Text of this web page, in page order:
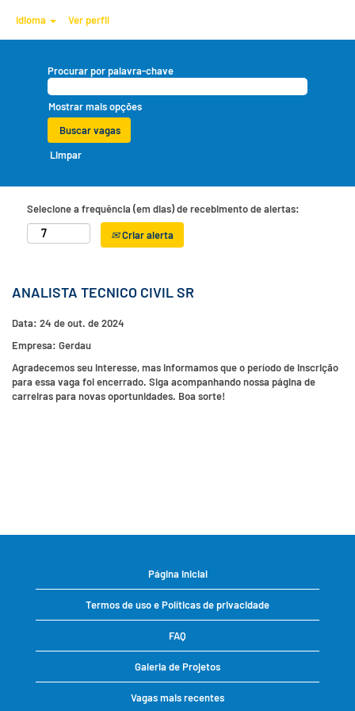
Idioma Ver perfil
Procurar por palavra-chave
Mostrar mais opções
Limpar
Selecione a frequência (em dias) de recebimento de alertas:
Criar alerta
ANALISTA TECNICO CIVIL SR
Data: 24 de out. de 2024
Empresa: Gerdau
Agradecemos seu interesse, mas informamos que o período de inscrição
para essa vaga foi encerrado. Siga acompanhando nossa página de
carreiras para novas oportunidades. Boa sorte!
Página inicial
Termos de uso e Políticas de privacidade
FAQ
Galeria de Projetos
Vagas mais recentes